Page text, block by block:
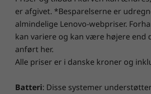
Display
16″ WQXGA (2560 x 1600), IPS, 400 nits,
optional touchscreen, 91.2% screen-
Rheinland Low Blue Light-certified
16″ WUXGA (1920 x 1200), IPS, 300 nits,
45% NTSC, optional touchscreen,
forbedret sikkerhedsløsning. Slip
spændende virtuel rejse!
er afgivet. *Besparelserne er
almindelige Lenovo-webpriser.
kan variere og kan være højere end
anført her.
Alle priser er i danske kroner og
Batteri: Disse systemer